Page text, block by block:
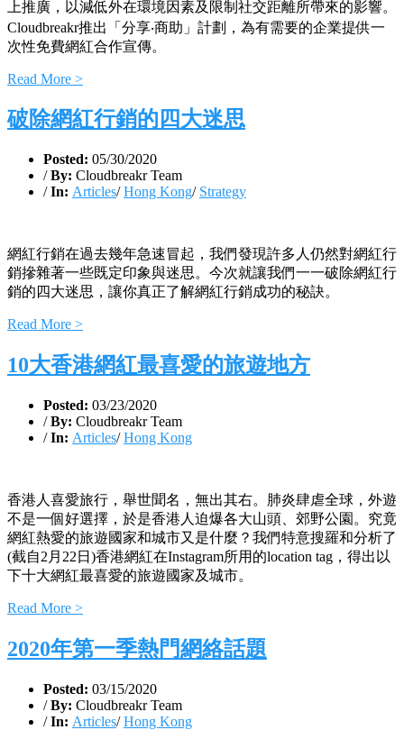
上推廣，以減低外在環境因素及限制社交距離所帶來的影響。
Cloudbreakr推出「分享‧商助」計劃，為有需要的企業提供一
次性免費網紅合作宣傳。
Read More >
破除網紅行銷的四大迷思
Posted: 05/30/2020
/ By: Cloudbreakr Team
/ In: Articles/Hong Kong/ Strategy
網紅行銷在過去幾年急速冒起，我們發現許多人仍然對網紅行
銷摻雜著一些既定印象與迷思。今次就讓我們一一破除網紅行
銷的四大迷思，讓你真正了解網紅行銷成功的秘訣。
Read More >
10大香港網紅最喜愛的旅遊地方
Posted: 03/23/2020
/ By: Cloudbreakr Team
/ In: Articles/Hong Kong
香港人喜愛旅行，舉世聞名，無出其右。肺炎肆虐全球，外遊
不是一個好選擇，於是香港人迫爆各大山頭、郊野公園。究竟
網紅熱愛的旅遊國家和城市又是什麼？我們特意搜羅和分析了
(截自2月22日)香港網紅在Instagram所用的location tag，得出以
下十大網紅最喜愛的旅遊國家及城市。
Read More >
2020年第一季熱門網絡話題
Posted: 03/15/2020
/ By: Cloudbreakr Team
/ In: Articles/Hong Kong